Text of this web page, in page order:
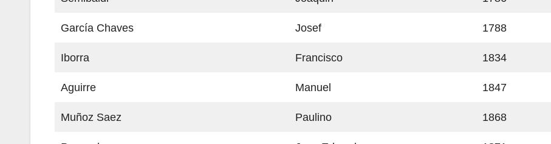
García Chaves Josef 1788
Iborra Francisco 1834
Aguirre Manuel 1847
Muñoz Saez Paulino 1868